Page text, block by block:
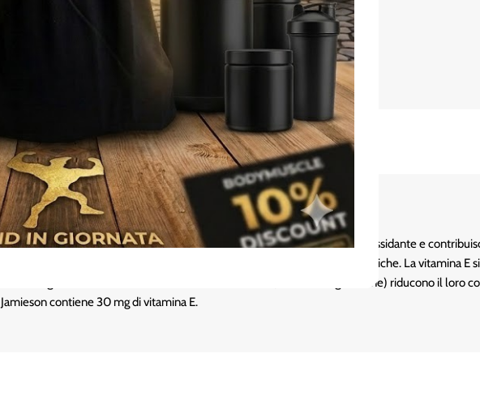
liposolubile che viene accumulata nel fegato. È un importante antiossidante e
l’organismo dagli effetti dannosi dell’inquinamento e di altre sostanze tossiche. La vitamina
a foglia verde. La cottura e il trattamento dei cibi (come la surgelazione) riducono il loro
contiene 30 mg di vitamina E.